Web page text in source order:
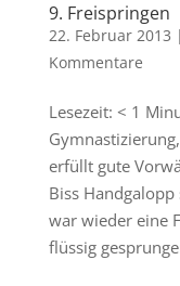
9. Freispringen
22. Februar 2013 |
Kommentare
Lesezeit: < 1
erfüllt gute
Biss
war wieder eine
flüssig